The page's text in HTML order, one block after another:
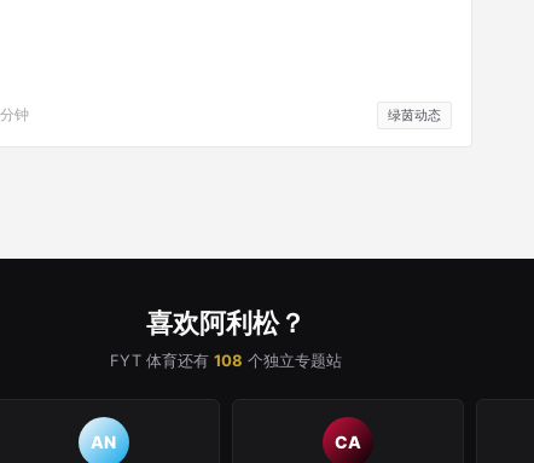
钟 绿茵动态
喜欢阿利松？
FYT 体育还有 108 个独立专题站
AN CA